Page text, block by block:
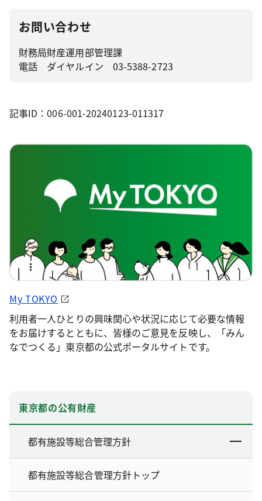
お問い合わせ
財務局財産運用部管理課
電話 ダイヤルイン 03-5388-2723
記事ID：006-001-20240123-011317
My TOKYO
利用者一人ひとりの興味関心や状況に応じて必要な情報
をお届けするとともに、皆様のご意見を反映し、「みん
なでつくる」東京都の公式ポータルサイトです。
東京都の公有財産
都有施設等総合管理方針
都有施設等総合管理方針トップ